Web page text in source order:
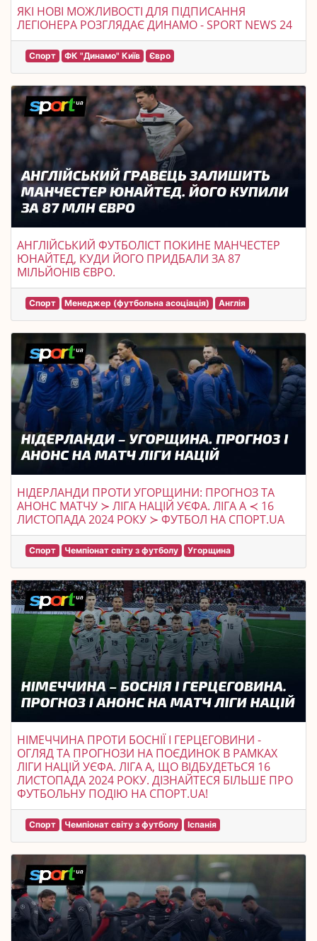
ЯКІ НОВІ МОЖЛИВОСТІ ДЛЯ ПІДПИСАННЯ
ЛЕГІОНЕРА РОЗГЛЯДАЄ ДИНАМО - SPORT NEWS 24
Спорт ФК "Динамо" Київ Євро
АНГЛІЙСЬКИЙ ФУТБОЛІСТ ПОКИНЕ МАНЧЕСТЕР
ЮНАЙТЕД, КУДИ ЙОГО ПРИДБАЛИ ЗА 87
МІЛЬЙОНІВ ЄВРО.
Спорт Менеджер (футбольна асоціація) Англія
НІДЕРЛАНДИ ПРОТИ УГОРЩИНИ: ПРОГНОЗ ТА
АНОНС МАТЧУ ≻ ЛІГА НАЦІЙ УЄФА. ЛІГА A ≺ 16
ЛИСТОПАДА 2024 РОКУ ≻ ФУТБОЛ НА СПОРТ.UA
Спорт Чемпіонат світу з футболу Угорщина
НІМЕЧЧИНА ПРОТИ БОСНІЇ І ГЕРЦЕГОВИНИ -
ОГЛЯД ТА ПРОГНОЗИ НА ПОЄДИНОК В РАМКАХ
ЛІГИ НАЦІЙ УЄФА. ЛІГА A, ЩО ВІДБУДЕТЬСЯ 16
ЛИСТОПАДА 2024 РОКУ. ДІЗНАЙТЕСЯ БІЛЬШЕ ПРО
ФУТБОЛЬНУ ПОДІЮ НА СПОРТ.UA!
Спорт Чемпіонат світу з футболу Іспанія